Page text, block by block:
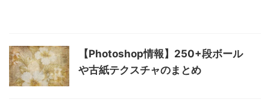
【Photoshop情報】250+段ボール
や古紙テクスチャのまとめ